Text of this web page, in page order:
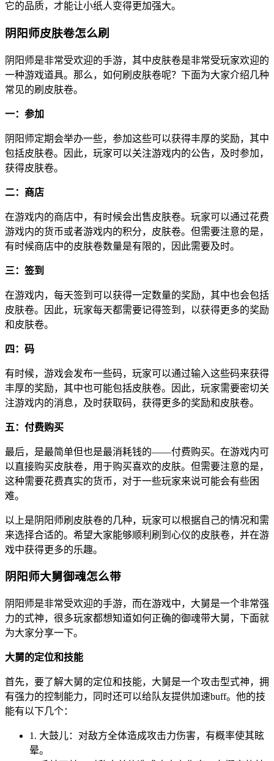
它的品质，才能让小纸人变得更加强大。
阴阳师皮肤卷怎么刷
阴阳师是非常受欢迎的手游，其中皮肤卷是非常受玩家欢迎的
一种游戏道具。那么，如何刷皮肤卷呢？下面为大家介绍几种
常见的刷皮肤卷。
一：参加
阴阳师定期会举办一些，参加这些可以获得丰厚的奖励，其中
包括皮肤卷。因此，玩家可以关注游戏内的公告，及时参加，
获得皮肤卷。
二：商店
在游戏内的商店中，有时候会出售皮肤卷。玩家可以通过花费
游戏内的货币或者游戏内的积分，皮肤卷。但需要注意的是，
有时候商店中的皮肤卷数量是有限的，因此需要及时。
三：签到
在游戏内，每天签到可以获得一定数量的奖励，其中也会包括
皮肤卷。因此，玩家每天都需要记得签到，以获得更多的奖励
和皮肤卷。
四：码
有时候，游戏会发布一些码，玩家可以通过输入这些码来获得
丰厚的奖励，其中也可能包括皮肤卷。因此，玩家需要密切关
注游戏内的消息，及时获取码，获得更多的奖励和皮肤卷。
五：付费购买
最后，是最简单但也是最消耗钱的——付费购买。在游戏内可
以直接购买皮肤卷，用于购买喜欢的皮肤。但需要注意的是，
这种需要花费真实的货币，对于一些玩家来说可能会有些困
难。
以上是阴阳师刷皮肤卷的几种，玩家可以根据自己的情况和需
来选择合适的。希望大家能够顺利刷到心仪的皮肤卷，并在游
戏中获得更多的乐趣。
阴阳师大舅御魂怎么带
阴阳师是非常受欢迎的手游，而在游戏中，大舅是一个非常强
力的式神，很多玩家都想知道如何正确的御魂带大舅，下面就
为大家分享一下。
大舅的定位和技能
首先，要了解大舅的定位和技能，大舅是一个攻击型式神，拥
有强力的控制能力，同时还可以给队友提供加速buff。他的技
能有以下几个：
1. 大鼓儿：对敌方全体造成攻击力伤害，有概率使其眩
晕。